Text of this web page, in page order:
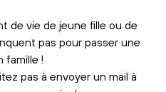
de vie de jeune fille ou de
pas pour passer une
famille !
pas à envoyer un mail à